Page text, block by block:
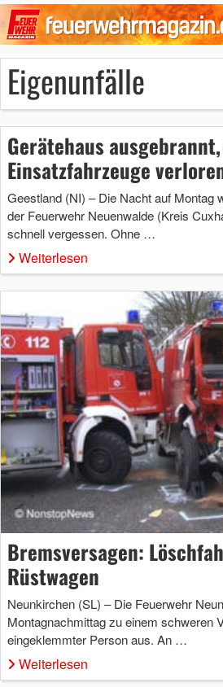
Eigenunfälle
Gerätehaus
Einsatzfahrzeuge
Geestland (NI) – Die Nacht auf Montag
der Feuerwehr Neuenwalde (Kreis
schnell vergessen. Ohne …
Weiterlesen
Bremsversagen:
Rüstwagen
Neunkirchen (SL) – Die Feuerwehr
Montagnachmittag zu einem schweren
eingeklemmter Person aus. An …
Weiterlesen